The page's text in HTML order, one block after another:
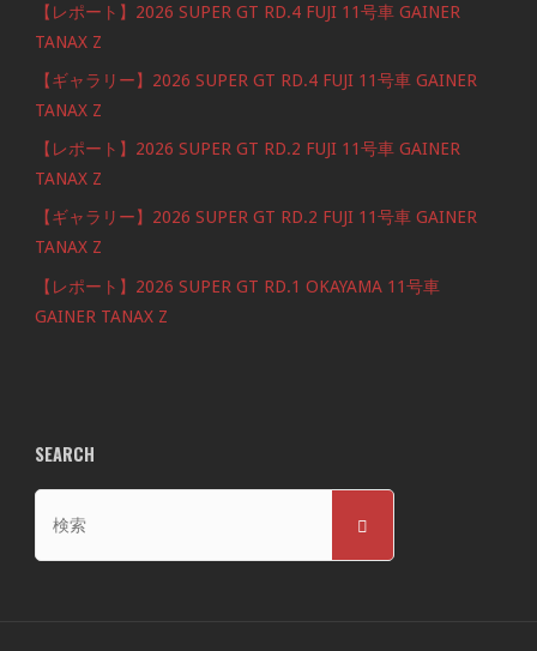
【レポート】2026 SUPER GT RD.4 FUJI 11号車 GAINER
TANAX Z
【ギャラリー】2026 SUPER GT RD.4 FUJI 11号車 GAINER
TANAX Z
【レポート】2026 SUPER GT RD.2 FUJI 11号車 GAINER
TANAX Z
【ギャラリー】2026 SUPER GT RD.2 FUJI 11号車 GAINER
TANAX Z
【レポート】2026 SUPER GT RD.1 OKAYAMA 11号車
GAINER TANAX Z
SEARCH
対
検